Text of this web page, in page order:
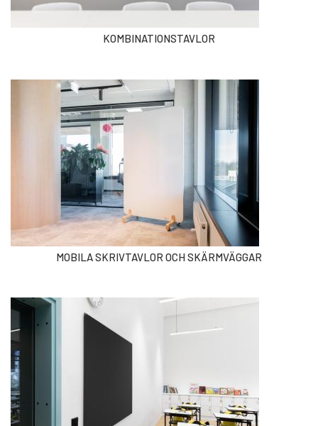
KOMBINATIONSTAVLOR
MOBILA SKRIVTAVLOR OCH SKÄRMVÄGGAR